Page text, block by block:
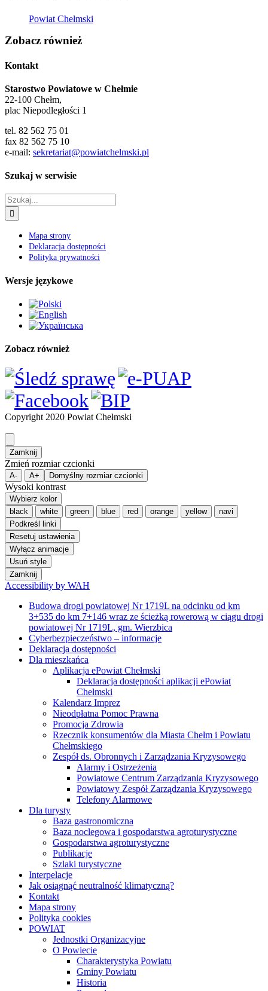
Powiat Chełmski
Zobacz również
Kontakt
Starostwo Powiatowe w Chełmie
22-100 Chełm,
plac Niepodległości 1
tel. 82 562 75 01
fax 82 562 75 10
e-mail: sekretariat@powiatchelmski.pl
Szukaj w serwisie
Szukaj
Mapa strony
Deklaracja dostępności
Polityka prywatności
Wersje językowe
Zobacz również
Copyright 2020 Powiat Chełmski
Zamknij
Zmień rozmiar czcionki
A- A+ Domyślny rozmiar czcionki
Wysoki kontrast
Wybierz kolor
black
white green blue red orange yellow
navi
Podkreśl linki
Resetuj ustawienia
Wyłącz animacje
Usuń style
Zamknij
Accessibility by WAH
Budowa drogi powiatowej Nr 1719L na odcinku od km
3+535 do km 7+146 wraz ze ścieżką rowerową w ciągu drogi
powiatowej Nr 1719L, gm. Wierzbica
Cyberbezpieczeństwo – informacje
Deklaracja dostępności
Dla mieszkańca
Aplikacja ePowiat Chełmski
Deklaracja dostępności aplikacji ePowiat
Chełmski
Kalendarz Imprez
Nieodpłatna Pomoc Prawna
Promocja Zdrowia
Rzecznik konsumentów dla Miasta Chełm i Powiatu
Chełmskiego
Zespół ds. Obronnych i Zarządzania Kryzysowego
Alarmy i Ostrzeżenia
Powiatowe Centrum Zarządzania Kryzysowego
Powiatowy Zespół Zarządzania Kryzysowego
Telefony Alarmowe
Dla turysty
Baza gastronomiczna
Baza noclegowa i gospodarstwa agroturystyczne
Gospodarstwa agroturystyczne
Publikacje
Szlaki turystyczne
Interpelacje
Jak osiągnąć neutralność klimatyczną?
Kontakt
Mapa strony
Polityka cookies
POWIAT
Jednostki Organizacyjne
O Powiecie
Charakterystyka Powiatu
Gminy Powiatu
Historia